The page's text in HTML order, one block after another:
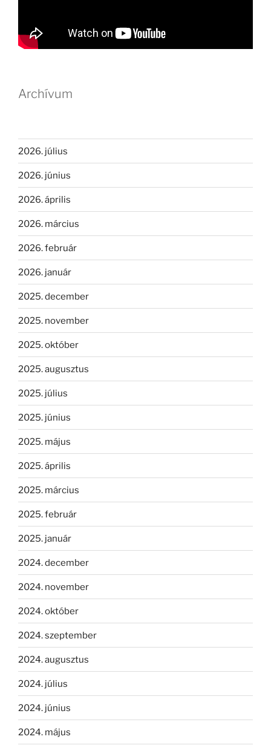
Archívum
2026. július
2026. június
2026. április
2026. március
2026. február
2026. január
2025. december
2025. november
2025. október
2025. augusztus
2025. július
2025. június
2025. május
2025. április
2025. március
2025. február
2025. január
2024. december
2024. november
2024. október
2024. szeptember
2024. augusztus
2024. július
2024. június
2024. május